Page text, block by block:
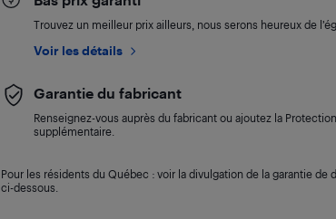
Trouvez un meilleur prix ailleurs, nous serons heureux de
Voir les détails
Garantie du fabricant
Renseignez-vous auprès du fabricant ou ajoutez la
supplémentaire.
Pour les résidents du Québec : voir la divulgation de la garantie
ci-dessous.